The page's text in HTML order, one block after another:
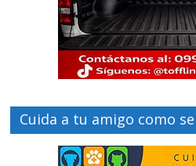
Cuida a tu amigo como